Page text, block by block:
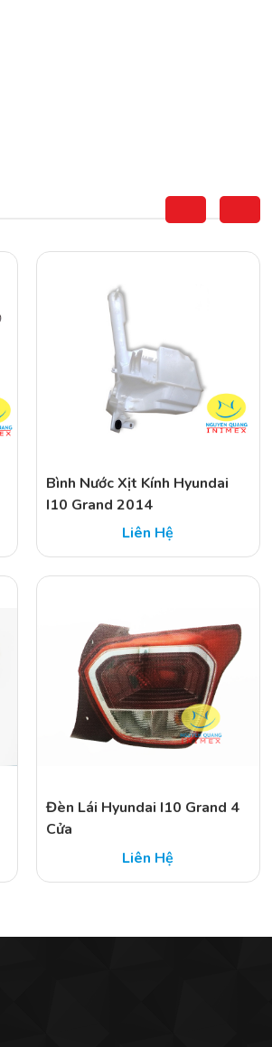
Bình Nước Xịt Kính Hyundai
I10 Grand 2014
Liên Hệ
Đèn Lái Hyundai I10 Grand 4
Cửa
Liên Hệ